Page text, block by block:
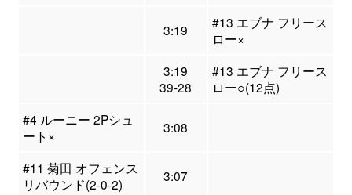
3:19
#13 エブナ フリース
ロー×
3:19
39-28
#13 エブナ フリース
ロー○(12点)
#4 ルーニー 2Pシュ
ート×
3:08
#11 菊田 オフェンス
リバウンド(2-0-2)
3:07